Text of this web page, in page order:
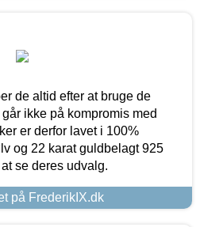
de altid efter at bruge de
ikke på kompromis med
er derfor lavet i 100%
og 22 karat guldbelagt 925
se deres udvalg.
på FrederikIX.dk